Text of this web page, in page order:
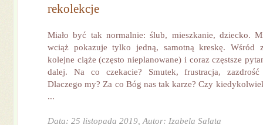
rekolekcje
Miało być tak normalnie: ślub, mieszkanie, dziecko.
wciąż pokazuje tylko jedną, samotną kreskę. Wśród
kolejne ciąże (często nieplanowane) i coraz częstsze
dalej. Na co czekacie? Smutek, frustracja, zazdrość
Dlaczego my? Za co Bóg nas tak karze? Czy
...
Data: 25 listopada 2019, Autor: Izabela Salata